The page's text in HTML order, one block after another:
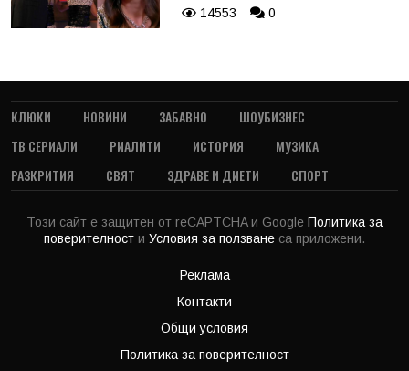
14553 0
КЛЮКИ НОВИНИ ЗАБАВНО
ШОУБИЗНЕС
ТВ СЕРИАЛИ
РИАЛИТИ ИСТОРИЯ
МУЗИКА
РАЗКРИТИЯ
СВЯТ ЗДРАВЕ И ДИЕТИ СПОРТ
Този сайт е защитен от reCAPTCHA и Google Политика за
поверителност и Условия за ползване са приложени.
Реклама
Контакти
Общи условия
Политика за поверителност